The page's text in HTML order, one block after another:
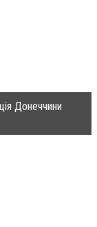
Донеччини